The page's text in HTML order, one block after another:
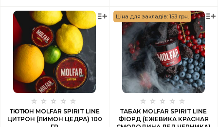
ТЮТЮН MOLFAR SPIRIT LINE
ЦИТРОН (ЛИМОН ЦЕДРА) 100
Ціна для закладів: 153 грн.
ТАБАК MOLFAR SPIRIT LINE
ФІОРД (ЕЖЕВИКА КРАСНАЯ